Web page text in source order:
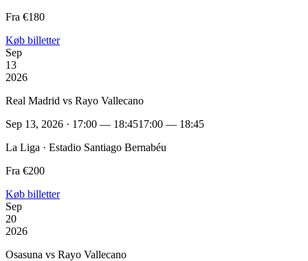
Fra €180
Køb billetter
Sep
13
2026
Real Madrid vs Rayo Vallecano
Sep 13, 2026 · 17:00 — 18:4517:00 — 18:45
La Liga · Estadio Santiago Bernabéu
Fra €200
Køb billetter
Sep
20
2026
Osasuna vs Rayo Vallecano